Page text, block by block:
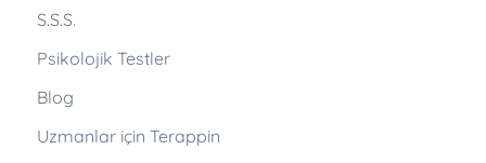
S.S.S.
Psikolojik Testler
Blog
Uzmanlar için Terappin